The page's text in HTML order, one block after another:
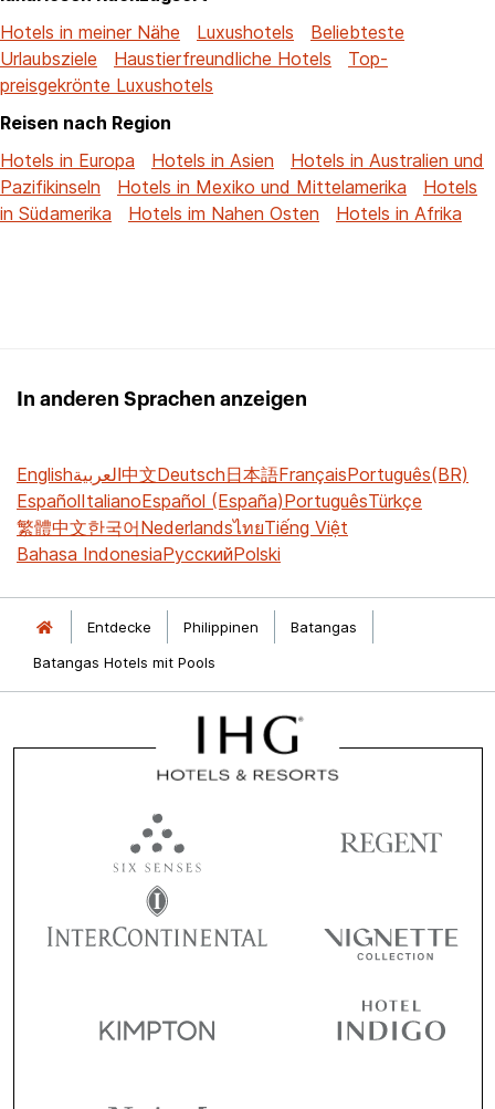
Hotels in meiner Nähe
Luxushotels
Beliebteste
Urlaubsziele
Haustierfreundliche Hotels
Top-
preisgekrönte Luxushotels
Reisen nach Region
Hotels in Europa
Hotels in Asien
Hotels in Australien und
Pazifikinseln
Hotels in Mexiko und Mittelamerika
Hotels
in Südamerika
Hotels im Nahen Osten Hotels in Afrika
In anderen Sprachen anzeigen
Englishالعربية中文Deutsch日本語FrançaisPortuguês(BR)
EspañolItalianoEspañol (España)PortuguêsTürkçe
繁體中文한국어NederlandsไทยTiếng Việt
Bahasa IndonesiaРусскийPolski
Entdecke Philippinen
Batangas
Batangas Hotels mit Pools